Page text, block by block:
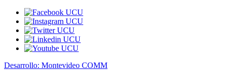
Desarrollo: Montevideo COMM